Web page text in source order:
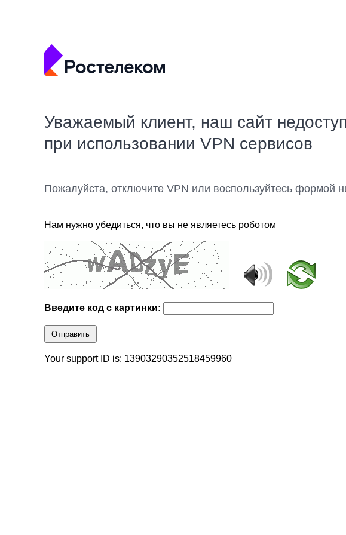
Уважаемый клиент, наш сайт
при использовании VPN сервисов
Пожалуйста, отключите VPN или воспользуйтесь формой
Нам нужно убедиться, что вы не являетесь роботом
Введите код с картинки:
Отправить
Your support ID is: 13903290352518459960